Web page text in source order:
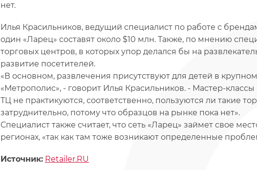
нет.
Илья Красильников, ведущий специалист по работе с
один «Ларец» составят около $10 млн. Также, по мнению
торговых центров, в которых упор делался бы на
развитие посетителей.
«В основном, развлечения присутствуют для детей в
«Метрополис», - говорит Илья Красильников. - Мастер-
ТЦ не практикуются, соответственно, пользуются ли такие
затруднительно, потому что образцов на рынке пока нет».
Специалист также считает, что сеть «Ларец» займет свое
регионах, «так как там тоже возникают определенные
Источник: Retailer.RU